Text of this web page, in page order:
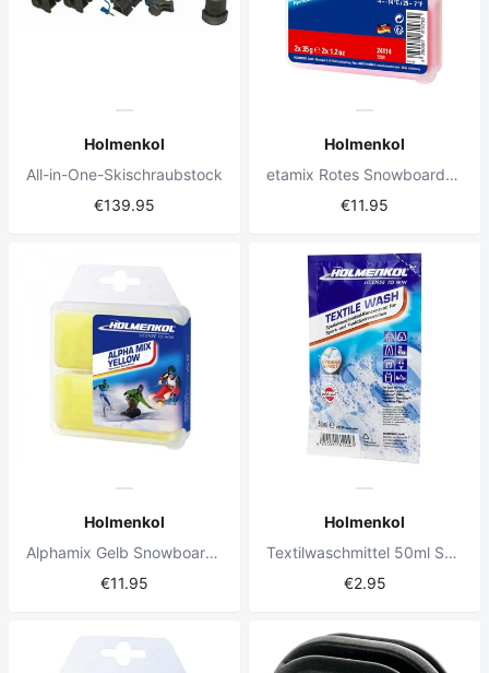
Holmenkol
All-in-One-Skischraubstock
€139.95
Holmenkol
etamix Rotes Snowboard-Wachs 2x35g
€11.95
Holmenkol
Alphamix Gelb Snowboard Wachs 2x35g
€11.95
Holmenkol
Textilwaschmittel 50ml Sachet
€2.95